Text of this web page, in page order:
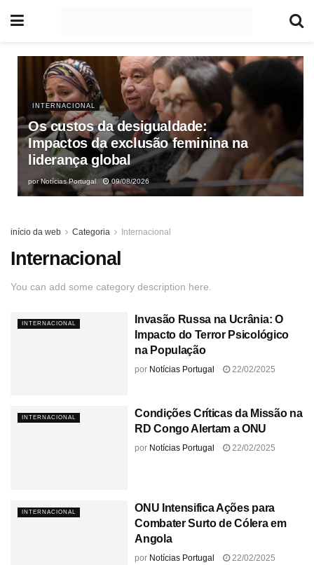
INTERNACIONAL
Os custos da desigualdade:
Impactos da exclusão feminina na
liderança global
por Notícias Portugal 09/08/2026
início da web Categoria Internacional
Internacional
You can add some category description here.
INTERNACIONAL
Invasão Russa na Ucrânia: O
Impacto do Terror Psicológico
na População
por Notícias Portugal 22/02/2025
INTERNACIONAL
Condições Críticas da Missão na
RD Congo Alertam a ONU
por Notícias Portugal 22/02/2025
INTERNACIONAL
ONU Intensifica Ações para
Combater Surto de Cólera em
Angola
por Notícias Portugal 22/02/2025